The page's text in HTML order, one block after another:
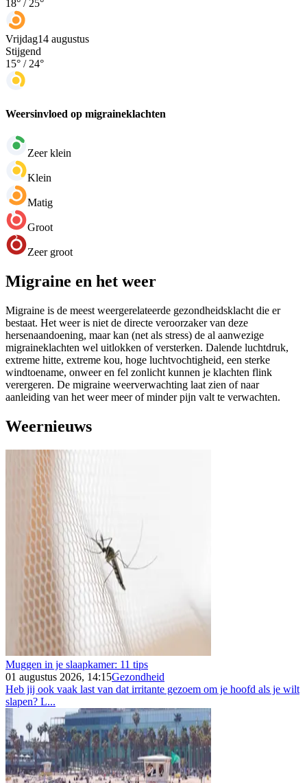
18° / 25°
Vrijdag14 augustus
Stijgend
15° / 24°
Weersinvloed op migraineklachten
Zeer klein
Klein
Matig
Groot
Zeer groot
Migraine en het weer
Migraine is de meest weergerelateerde gezondheidsklacht die er
bestaat. Het weer is niet de directe veroorzaker van deze
hersenaandoening, maar kan (net als stress) de al aanwezige
migraineklachten wel uitlokken of versterken. Dalende luchtdruk,
extreme hitte, extreme kou, hoge luchtvochtigheid, een sterke
windtoename, onweer en fel zonlicht kunnen je klachten flink
verergeren. De migraine weerverwachting laat zien of naar
aanleiding van het weer meer of minder pijn valt te verwachten.
Weernieuws
Muggen in je slaapkamer: 11 tips
01 augustus 2026, 14:15Gezondheid
Heb jij ook vaak last van dat irritante gezoem om je hoofd als je wilt
slapen? L...